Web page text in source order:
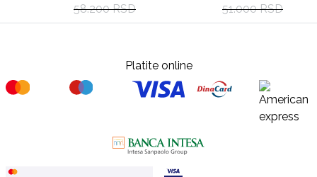
58.200 RSD 51.000 RSD
Platite online